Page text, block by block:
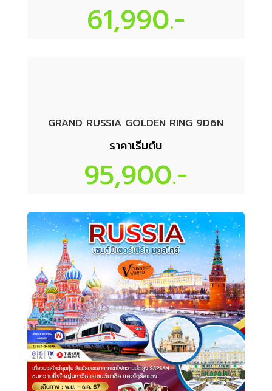
61,990.-
GRAND RUSSIA GOLDEN RING 9D6N
ราคาเริ่มต้น
95,900.-